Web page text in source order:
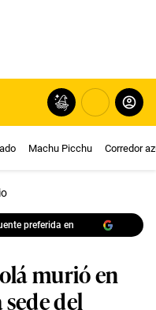
Machu Picchu Corredor
preferida en
murió en
del